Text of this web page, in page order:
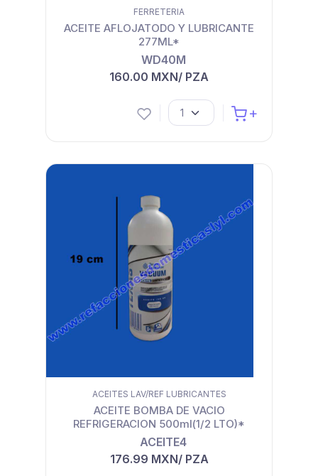
FERRETERIA
ACEITE AFLOJATODO Y LUBRICANTE
277ML*
WD40M
160.00 MXN/ PZA
ACEITES LAV/REF LUBRICANTES
ACEITE BOMBA DE VACIO
REFRIGERACION 500ml(1/2 LTO)*
ACEITE4
176.99 MXN/ PZA